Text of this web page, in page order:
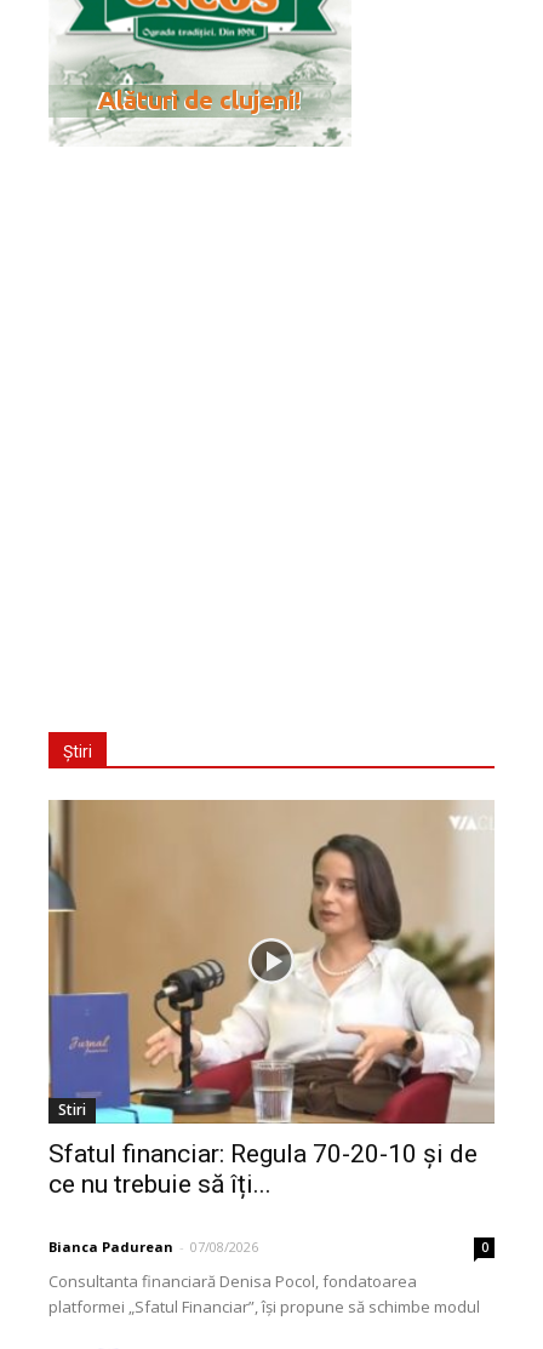
Știri
Stiri
Sfatul financiar: Regula 70-20-10 și de
ce nu trebuie să îți...
Bianca Padurean - 07/08/2026 0
Consultanta financiară Denisa Pocol, fondatoarea
platformei „Sfatul Financiar”, își propune să schimbe modul